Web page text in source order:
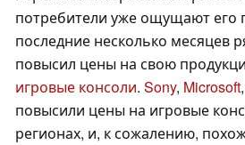
потребители уже ощущают его
последние несколько месяцев
повысил цены на свою
игровые консоли. Sony, Microsoft
повысили цены на игровые
регионах, и, к сожалению,